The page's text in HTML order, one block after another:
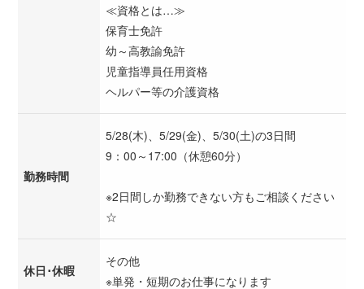
≪資格とは…≫
保育士免許
幼～高教諭免許
児童指導員任用資格
ヘルパー等の介護資格
勤務時間
5/28(木)、5/29(金)、5/30(土)の3日間
9：00～17:00（休憩60分）
※2日間しか勤務できない方もご相談ください
☆
休日･休暇
その他
※単発・短期のお仕事になります